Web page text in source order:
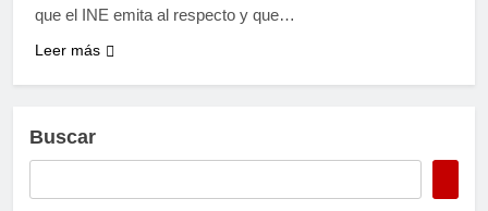
que el INE emita al respecto y que…
Leer más
Buscar